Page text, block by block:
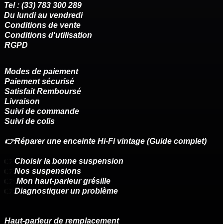
Tel : (33) 783 300 289
Du lundi au vendredi
Conditions de vente
Conditions d'utilisation
RGPD
Modes de paiement
Paiement sécurisé
Satisfait Remboursé
Livraison
Suivi de commande
Suivi de colis
👉Réparer une enceinte Hi-Fi vintage (Guide complet)
👉 Choisir la bonne suspension
👉 Nos suspensions
👉 Mon haut-parleur grésille
👉 Diagnostiquer un problème
Haut-parleur de remplacement